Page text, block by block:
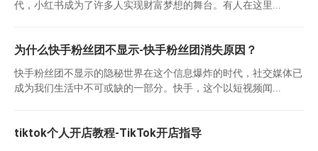
代，小红书成为了许多人实现财富梦想的舞台。有人在这里...
为什么快手粉丝团不显示-快手粉丝团消失原因？
快手粉丝团不显示的隐秘世界在这个信息爆炸的时代，社交媒体已
成为我们生活中不可或缺的一部分。快手，这个以短视频闻...
tiktok个人开店教程-TikTok开店指导